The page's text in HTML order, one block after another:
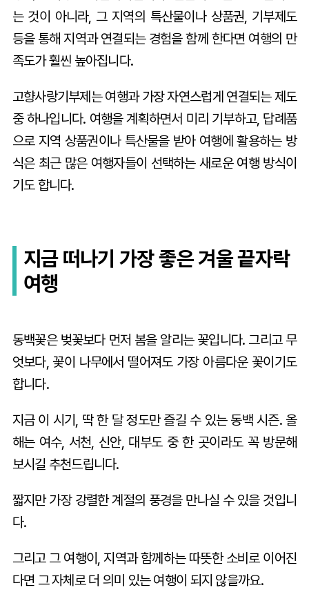
는 것이 아니라, 그 지역의 특산물이나 상품권, 기부제도
등을 통해 지역과 연결되는 경험을 함께 한다면 여행의 만
족도가 훨씬 높아집니다.
고향사랑기부제는 여행과 가장 자연스럽게 연결되는 제도
중 하나입니다. 여행을 계획하면서 미리 기부하고, 답례품
으로 지역 상품권이나 특산물을 받아 여행에 활용하는 방
식은 최근 많은 여행자들이 선택하는 새로운 여행 방식이
기도 합니다.
지금 떠나기 가장 좋은 겨울 끝자락
여행
동백꽃은 벚꽃보다 먼저 봄을 알리는 꽃입니다. 그리고 무
엇보다, 꽃이 나무에서 떨어져도 가장 아름다운 꽃이기도
합니다.
지금 이 시기, 딱 한 달 정도만 즐길 수 있는 동백 시즌. 올
해는 여수, 서천, 신안, 대부도 중 한 곳이라도 꼭 방문해
보시길 추천드립니다.
짧지만 가장 강렬한 계절의 풍경을 만나실 수 있을 것입니
다.
그리고 그 여행이, 지역과 함께하는 따뜻한 소비로 이어진
다면 그 자체로 더 의미 있는 여행이 되지 않을까요.